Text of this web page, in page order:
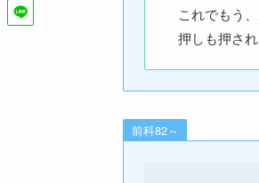
これでもう、
押しも押され
前科82～